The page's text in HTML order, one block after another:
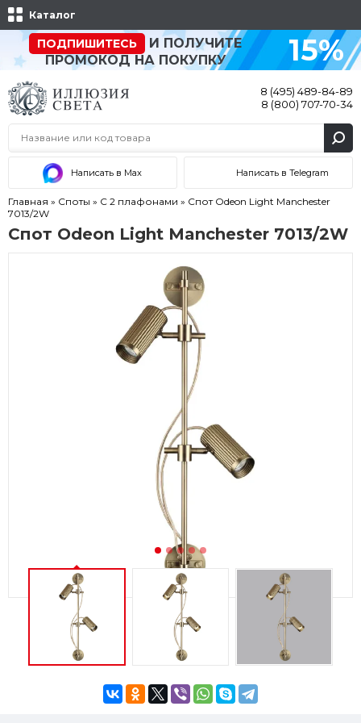
Каталог
ПОДПИШИТЕСЬ
И ПОЛУЧИТЕ
ПРОМОКОД НА ПОКУПКУ
15%
8 (495) 489-84-89
8 (800) 707-70-34
Написать в Max Написать в Telegram
Главная » Споты » С 2 плафонами » Спот Odeon Light Manchester
7013/2W
Спот Odeon Light Manchester 7013/2W